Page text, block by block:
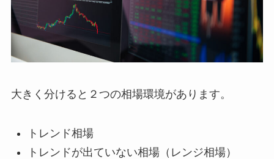
大きく分けると２つの相場環境があります。
トレンド相場
トレンドが出ていない相場（レンジ相場）